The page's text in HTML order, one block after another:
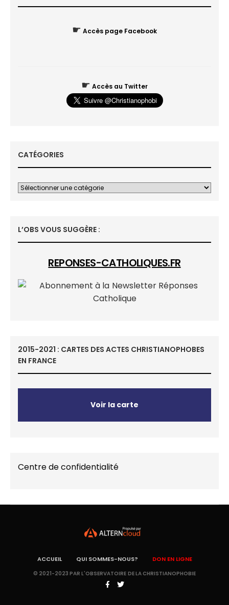
☛ Accès page Facebook
☛ Accès au Twitter
CATÉGORIES
L’OBS VOUS SUGGÈRE :
REPONSES-CATHOLIQUES.FR
2015-2021 : CARTES DES ACTES CHRISTIANOPHOBES
EN FRANCE
Voir la carte
Centre de confidentialité
ACCUEIL QUI SOMMES-NOUS? DON EN LIGNE
© 2021-2023 PAR L'OBSERVATOIRE DE LA CHRISTIANOPHOBIE